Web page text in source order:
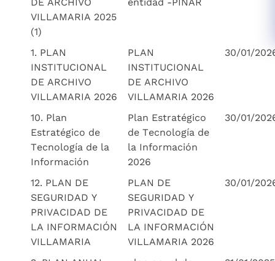
DE ARCHIVO
VILLAMARIA 2025
(1)
entidad -PINAR
1. PLAN
INSTITUCIONAL
DE ARCHIVO
VILLAMARIA 2026
PLAN
INSTITUCIONAL
DE ARCHIVO
VILLAMARIA 2026
30/01/
10. Plan
Estratégico de
Tecnología de la
Información
Plan Estratégico
de Tecnología de
la Información
2026
30/01/
12. PLAN DE
SEGURIDAD Y
PRIVACIDAD DE
LA INFORMACIÓN
VILLAMARIA
PLAN DE
SEGURIDAD Y
PRIVACIDAD DE
LA INFORMACIÓN
VILLAMARIA 2026
30/01/